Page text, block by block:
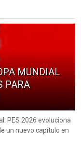
MUNDIAL
PARA
PES 2026 evoluciona
un nuevo capítulo en